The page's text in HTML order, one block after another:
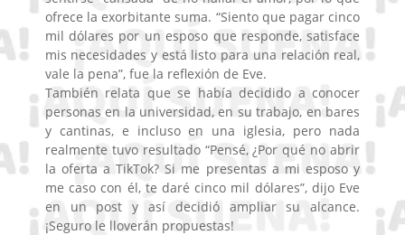
ofrece la exorbitante suma. “Siento que pagar cinco
mil dólares por un esposo que responde, satisface
mis necesidades y está listo para una relación real,
vale la pena”, fue la reflexión de Eve.
También relata que se había decidido a conocer
personas en la universidad, en su trabajo, en bares
y cantinas, e incluso en una iglesia, pero nada
realmente tuvo resultado “Pensé, ¿Por qué no abrir
la oferta a TikTok? Si me presentas a mi esposo y
me caso con él, te daré cinco mil dólares”, dijo Eve
en un post y así decidió ampliar su alcance.
¡Seguro le lloverán propuestas!